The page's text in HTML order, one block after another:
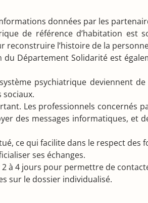
données par les
de référence d’habitation
l’histoire de la
du Département Solidarité est
psychiatrique deviennent
sociaux.
Les professionnels
des messages informatiques,
ce qui facilite dans le respect des
ses échanges.
2 à 4 jours pour permettre de
sur le dossier individualisé.